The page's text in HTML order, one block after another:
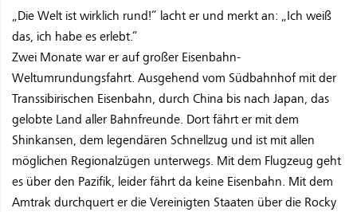
„Die Welt ist wirklich rund!“ lacht er und merkt an: „Ich weiß
das, ich habe es erlebt.“
Zwei Monate war er auf großer Eisenbahn-
Weltumrundungsfahrt. Ausgehend vom Südbahnhof mit der
Transsibirischen Eisenbahn, durch China bis nach Japan, das
gelobte Land aller Bahnfreunde. Dort fährt er mit dem
Shinkansen, dem legendären Schnellzug und ist mit allen
möglichen Regionalzügen unterwegs. Mit dem Flugzeug geht
es über den Pazifik, leider fährt da keine Eisenbahn. Mit dem
Amtrak durchquert er die Vereinigten Staaten über die Rocky